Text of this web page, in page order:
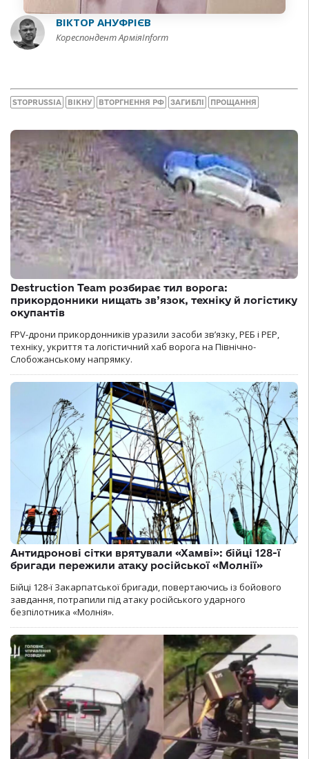
ВІКТОР АНУФРІЄВ
Кореспондент АрміяInform
STOPRUSSIA ВІКНУ ВТОРГНЕННЯ РФ ЗАГИБЛІ ПРОЩАННЯ
Destruction Team розбирає тил ворога:
прикордонники нищать зв’язок, техніку й логістику
окупантів
FPV-дрони прикордонників уразили засоби зв’язку, РЕБ і РЕР,
техніку, укриття та логістичний хаб ворога на Північно-
Слобожанському напрямку.
Антидронові сітки врятували «Хамві»: бійці 128-ї
бригади пережили атаку російської «Молнії»
Бійці 128-ї Закарпатської бригади, повертаючись із бойового
завдання, потрапили під атаку російського ударного
безпілотника «Молнія».